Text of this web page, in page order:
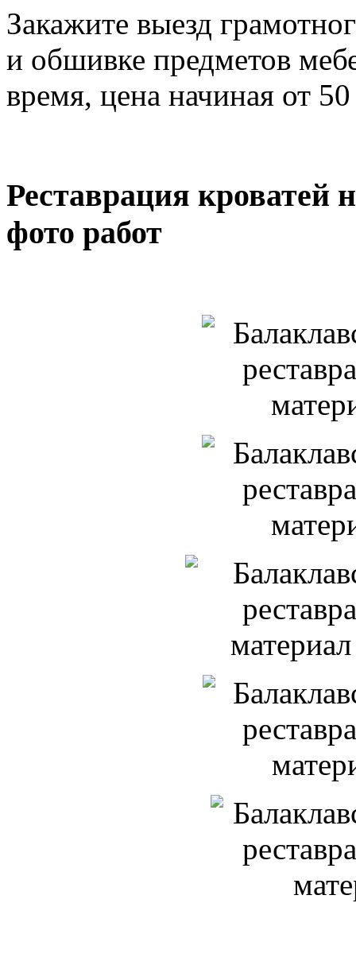
Закажите выезд
и обшивке предметов
время, цена начиная от
Реставрация кроватей
фото работ